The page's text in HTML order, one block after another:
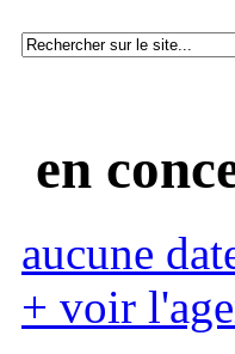
en
aucune
+ voir